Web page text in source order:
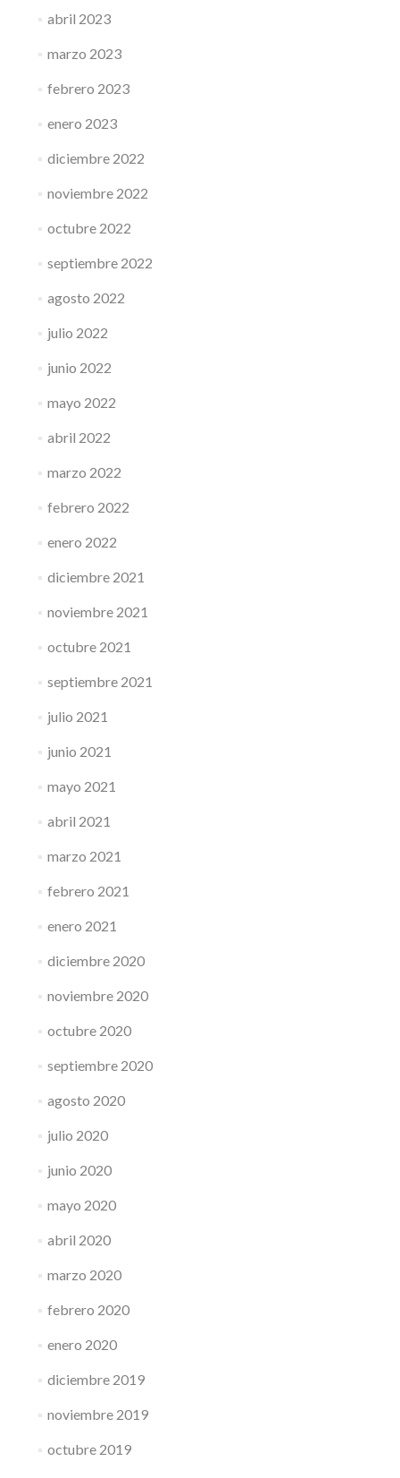
abril 2023
marzo 2023
febrero 2023
enero 2023
diciembre 2022
noviembre 2022
octubre 2022
septiembre 2022
agosto 2022
julio 2022
junio 2022
mayo 2022
abril 2022
marzo 2022
febrero 2022
enero 2022
diciembre 2021
noviembre 2021
octubre 2021
septiembre 2021
julio 2021
junio 2021
mayo 2021
abril 2021
marzo 2021
febrero 2021
enero 2021
diciembre 2020
noviembre 2020
octubre 2020
septiembre 2020
agosto 2020
julio 2020
junio 2020
mayo 2020
abril 2020
marzo 2020
febrero 2020
enero 2020
diciembre 2019
noviembre 2019
octubre 2019